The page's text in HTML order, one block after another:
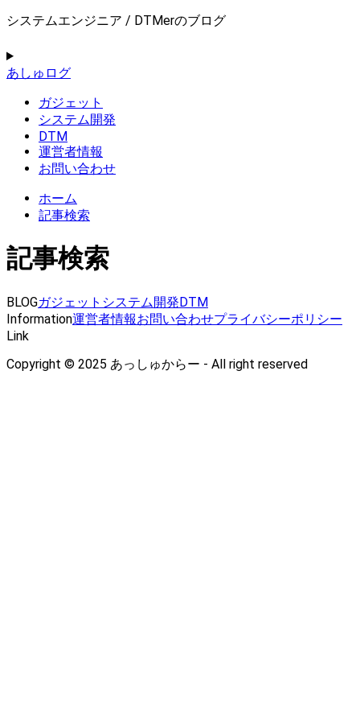
システムエンジニア / DTMerのブログ
あしゅログ
ガジェット
システム開発
DTM
運営者情報
お問い合わせ
ホーム
記事検索
記事検索
BLOGガジェット システム開発DTM
Information運営者情報お問い合わせプライバシーポリシー
Link
Copyright © 2025 あっしゅからー - All right reserved